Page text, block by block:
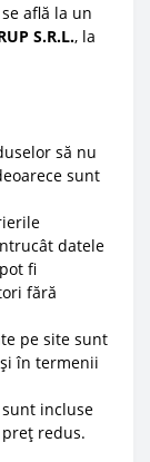
se află la un
S.R.L., la
să nu
sunt
datele
fi
fără
pe site sunt
în termenii
incluse
redus.